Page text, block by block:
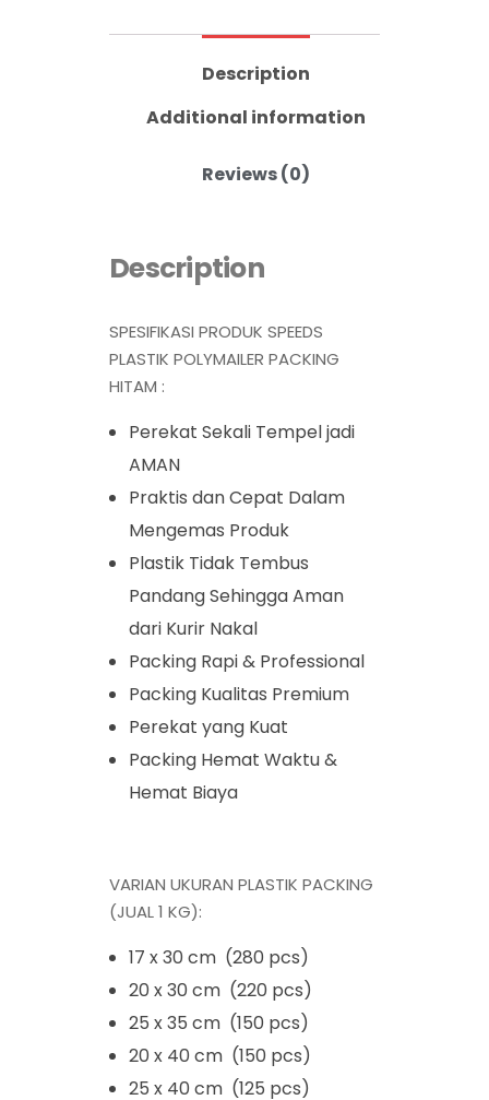
Description
Additional information
Reviews (0)
Description
SPESIFIKASI PRODUK SPEEDS
PLASTIK POLYMAILER PACKING
HITAM :
Perekat Sekali Tempel jadi
AMAN
Praktis dan Cepat Dalam
Mengemas Produk
Plastik Tidak Tembus
Pandang Sehingga Aman
dari Kurir Nakal
Packing Rapi & Professional
Packing Kualitas Premium
Perekat yang Kuat
Packing Hemat Waktu &
Hemat Biaya
VARIAN UKURAN PLASTIK PACKING
(JUAL 1 KG):
17 x 30 cm (280 pcs)
20 x 30 cm (220 pcs)
25 x 35 cm (150 pcs)
20 x 40 cm (150 pcs)
25 x 40 cm (125 pcs)